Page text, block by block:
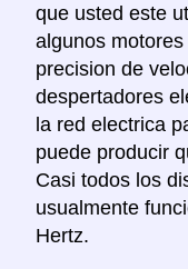
que usted este
algunos
precision de
despertadores
la red electrica
puede producir
Casi todos los
usualmente
Hertz.